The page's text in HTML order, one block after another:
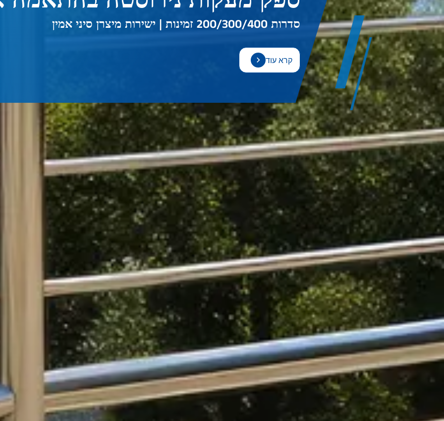
סדרות 200/300/400 זמינות | ישירות מיצרן סיני אמין
קרא עוד